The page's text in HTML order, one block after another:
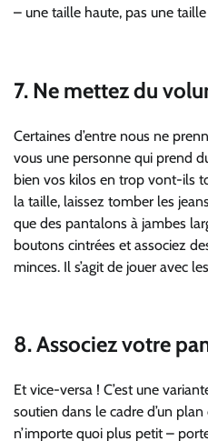
– une taille haute, pas une
7. Ne mettez du
Certaines d’entre nous ne
vous une personne qui prend
bien vos kilos en trop vont-ils
la taille, laissez tomber les
que des pantalons à jambes
boutons cintrées et associez
minces. Il s’agit de jouer avec
8. Associez votre
Et vice-versa ! C’est une
soutien dans le cadre d’un
n’importe quoi plus petit –